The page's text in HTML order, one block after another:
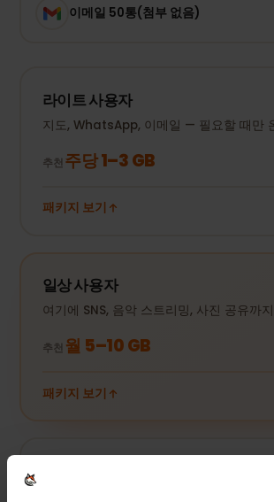
이메일 50통(첨부 없음)
라이트 사용자
지도, WhatsApp, 이메일 — 필요할 때만
추천 주당 1–3 GB
패키지 보기
일상 사용자
여기에 SNS, 음악 스트리밍, 사진 공유까
추천 월 5–10 GB
패키지 보기